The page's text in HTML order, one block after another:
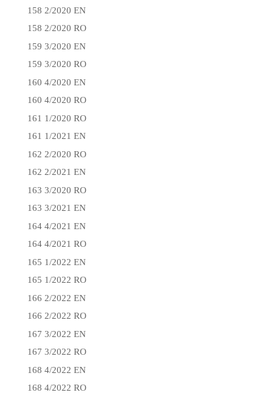
158 2/2020 EN
158 2/2020 RO
159 3/2020 EN
159 3/2020 RO
160 4/2020 EN
160 4/2020 RO
161 1/2020 RO
161 1/2021 EN
162 2/2020 RO
162 2/2021 EN
163 3/2020 RO
163 3/2021 EN
164 4/2021 EN
164 4/2021 RO
165 1/2022 EN
165 1/2022 RO
166 2/2022 EN
166 2/2022 RO
167 3/2022 EN
167 3/2022 RO
168 4/2022 EN
168 4/2022 RO